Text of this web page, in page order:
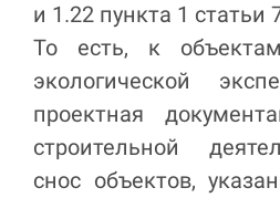
и 1.22 пункта 1 статьи
То есть, к объектам
экологической
проектная
строительной
снос объектов,